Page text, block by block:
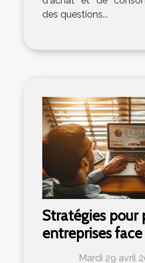
des questions...
Stratégies pour
entreprises
économiques
Mardi 29 avril